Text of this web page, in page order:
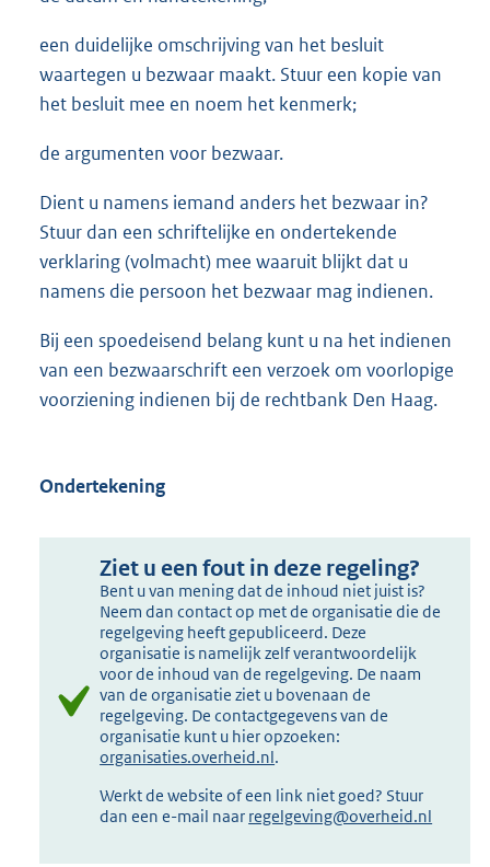
een duidelijke omschrijving van het besluit
waartegen u bezwaar maakt. Stuur een kopie van
het besluit mee en noem het kenmerk;
de argumenten voor bezwaar.
Dient u namens iemand anders het bezwaar in?
Stuur dan een schriftelijke en ondertekende
verklaring (volmacht) mee waaruit blijkt dat u
namens die persoon het bezwaar mag indienen.
Bij een spoedeisend belang kunt u na het indienen
van een bezwaarschrift een verzoek om voorlopige
voorziening indienen bij de rechtbank Den Haag.
Ondertekening
Ziet u een fout in deze regeling?
Bent u van mening dat de inhoud niet juist is?
Neem dan contact op met de organisatie die de
regelgeving heeft gepubliceerd. Deze
organisatie is namelijk zelf verantwoordelijk
voor de inhoud van de regelgeving. De naam
van de organisatie ziet u bovenaan de
regelgeving. De contactgegevens van de
organisatie kunt u hier opzoeken:
organisaties.overheid.nl.
Werkt de website of een link niet goed? Stuur
dan een e-mail naar regelgeving@overheid.nl